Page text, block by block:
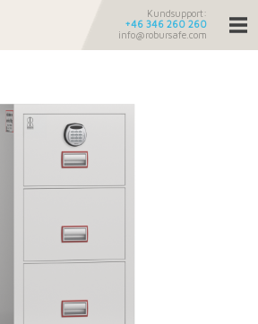
Kundsupport:
+46 346 260 260
info@robursafe.com